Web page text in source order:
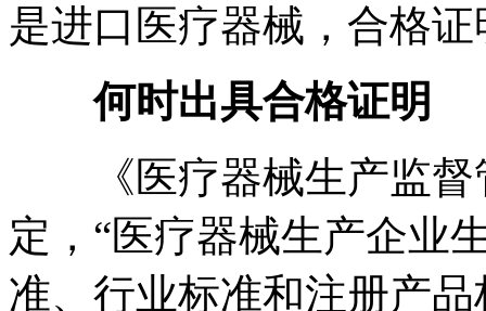
是进口医疗器械，合格
何时出具合格证明
《医疗器械生产监
定，“医疗器械生产企业
准、行业标准和注册产